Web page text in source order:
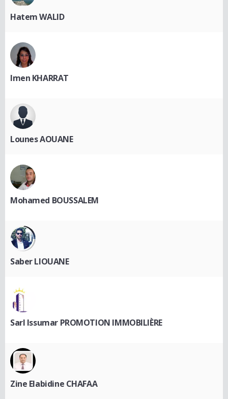
Hatem WALID
Imen KHARRAT
Lounes AOUANE
Mohamed BOUSSALEM
Saber LIOUANE
Sarl Issumar PROMOTION IMMOBILIÈRE
Zine Elabidine CHAFAA